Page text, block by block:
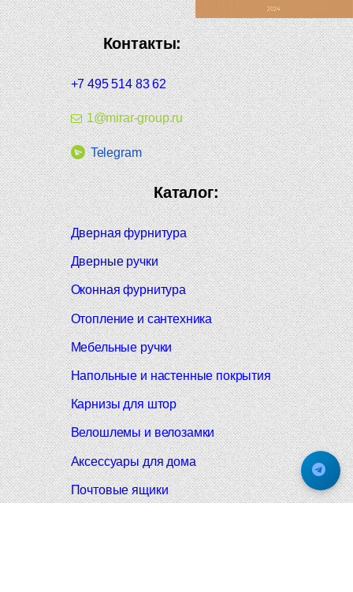
Контакты:
+7 495 514 83 62
1@mirar-group.ru
Telegram
Каталог:
Дверная фурнитура
Дверные ручки
Оконная фурнитура
Отопление и сантехника
Мебельные ручки
Напольные и настенные покрытия
Карнизы для штор
Велошлемы и велозамки
Аксессуары для дома
Почтовые ящики